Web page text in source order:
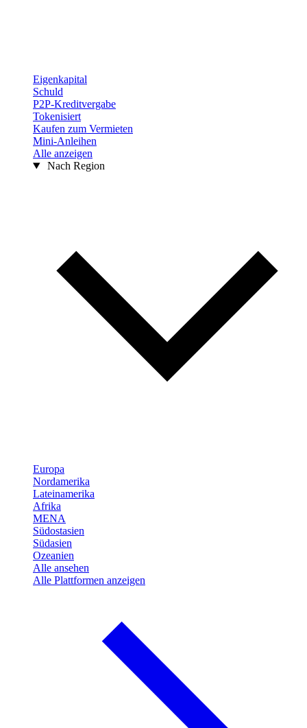
Eigenkapital
Schuld
P2P-Kreditvergabe
Tokenisiert
Kaufen zum Vermieten
Mini-Anleihen
Alle anzeigen
Nach Region
Europa
Nordamerika
Lateinamerika
Afrika
MENA
Südostasien
Südasien
Ozeanien
Alle ansehen
Alle Plattformen anzeigen